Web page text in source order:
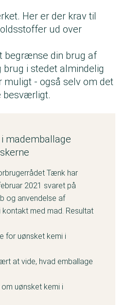
Her er der krav til
ud over
begrænse din brug af
brug i stedet almindelig
muligt - også selv om det
besværligt.
mademballage
Tænk har
2021 svaret på
og anvendelse af
kontakt med mad. Resultat
for uønsket kemi i
at vide, hvad emballage
uønsket kemi i